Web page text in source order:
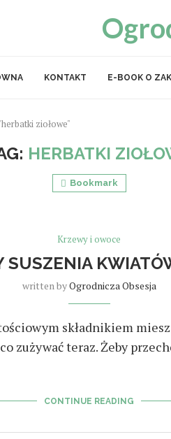
KONTAKT E-BOOK O
ziołowe"
HERBATKI
Bookmark
Krzewy i owoce
SUSZENIA
written byOgrodnicza Obsesja
składnikiem
zużywać teraz. Żeby
CONTINUE READING